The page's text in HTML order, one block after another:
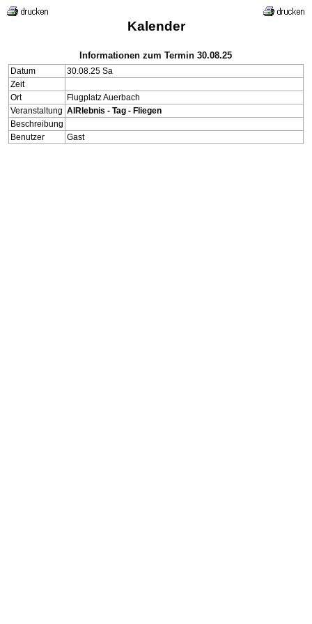
Kalender
Informationen zum Termin 30.08.25
Datum
30.08.25 Sa
Zeit
Ort
Flugplatz Auerbach
Veranstaltung AIRlebnis - Tag - Fliegen
Beschreibung
Benutzer
Gast